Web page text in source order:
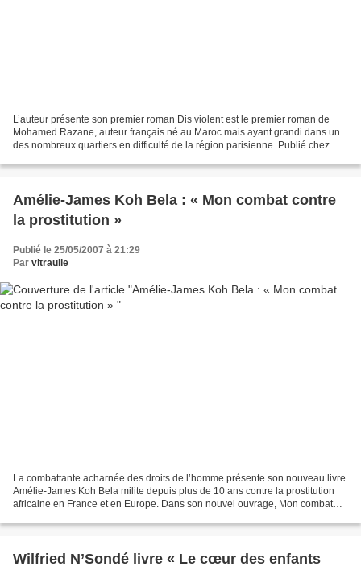
L’auteur présente son premier roman Dis violent est le premier roman de
Mohamed Razane, auteur français né au Maroc mais ayant grandi dans un
des nombreux quartiers en difficulté de la région parisienne. Publié chez
Amélie-James Koh Bela : « Mon combat contre
la prostitution »
Publié le 25/05/2007 à 21:29
Par vitraulle
La combattante acharnée des droits de l’homme présente son nouveau livre
Amélie-James Koh Bela milite depuis plus de 10 ans contre la prostitution
africaine en France et en Europe. Dans son nouvel ouvrage, Mon combat
Wilfried N’Sondé livre « Le cœur des enfants